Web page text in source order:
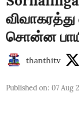
சொன்ன
thanthitv
Published on: 07 Aug